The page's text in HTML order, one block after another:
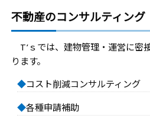
不動産のコンサルティング
T’ｓでは、建物管理・運営に密
ります。
◆コスト削減コンサルティング
◆各種申請補助